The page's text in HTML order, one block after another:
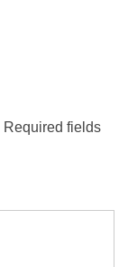
Required fields